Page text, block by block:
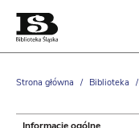
Strona główna / Biblioteka /